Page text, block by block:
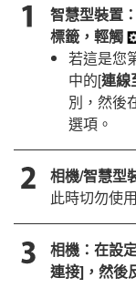
智慧型裝置
標籤，輕觸
若這是您
中的[連線
別，然後
選項。
相機/智慧型
此時切勿使
相機：在設
連接]，然後